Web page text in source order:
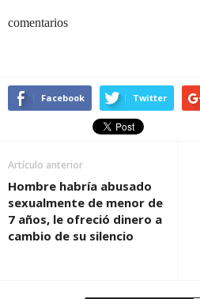
comentarios
Facebook Twitter
Artículo anterior
Hombre habría abusado
sexualmente de menor de
7 años, le ofreció dinero a
cambio de su silencio